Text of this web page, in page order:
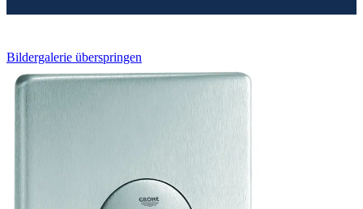
Bildergalerie überspringen